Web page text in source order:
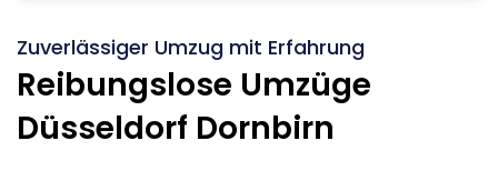
Zuverlässiger Umzug mit Erfahrung
Reibungslose Umzüge
Düsseldorf Dornbirn